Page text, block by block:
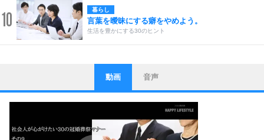
10 暮らし
言葉を曖昧にする癖をやめよう。
生活を豊かにする30のヒント
1
ストレス対策
他人と比べない。
いっそのこと、他人を見ない。
いらいらしない人になる30の方法
プラス思考
動画 音声